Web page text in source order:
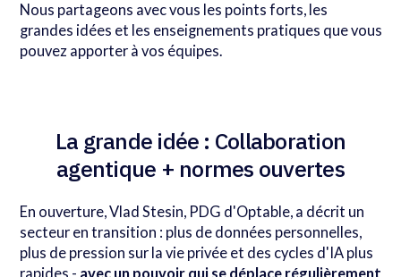
Nous partageons avec vous les points forts, les
grandes idées et les enseignements pratiques que vous
pouvez apporter à vos équipes.
La grande idée : Collaboration
agentique + normes ouvertes
En ouverture, Vlad Stesin, PDG d'Optable, a décrit un
secteur en transition : plus de données personnelles,
plus de pression sur la vie privée et des cycles d'IA plus
rapides - avec un pouvoir qui se déplace régulièrement